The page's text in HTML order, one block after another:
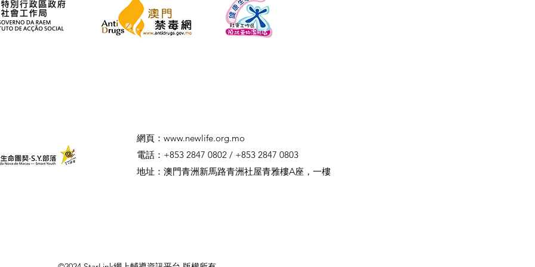
​網頁： www.newlife.org.mo
電話：+853 2847 0802 / +853 2847 0803
​地址：澳門青洲新馬路青洲社屋青雅樓A座，一樓